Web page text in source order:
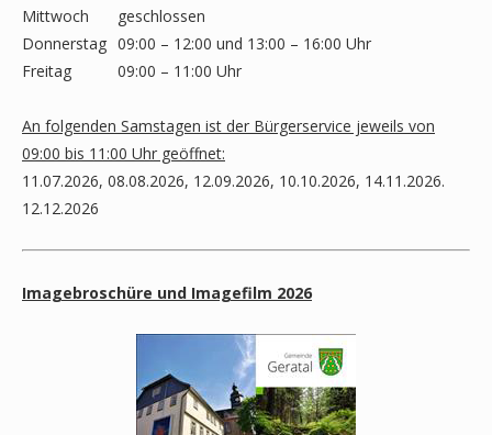
Mittwoch
geschlossen
Donnerstag 09:00 – 12:00 und 13:00 – 16:00 Uhr
Freitag
09:00 – 11:00 Uhr
An folgenden Samstagen ist der Bürgerservice jeweils von
09:00 bis 11:00 Uhr geöffnet:
11.07.2026, 08.08.2026, 12.09.2026, 10.10.2026, 14.11.2026.
12.12.2026
Imagebroschüre und Imagefilm 2026